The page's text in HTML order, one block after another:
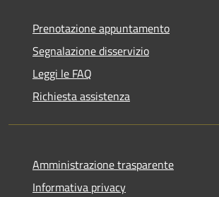
Prenotazione appuntamento
Segnalazione disservizio
Leggi le FAQ
Richiesta assistenza
Amministrazione trasparente
Informativa privacy